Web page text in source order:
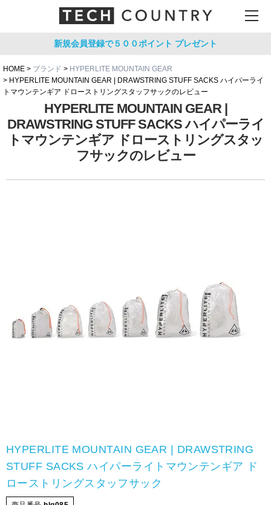
新規会員登録で５００ポイント プレゼント
HOME ブランド
HYPERLITE MOUNTAIN GEAR
HYPERLITE MOUNTAIN GEAR | DRAWSTRING STUFF SACKS ハイパーライ
トマウンテンギア ドローストリングスタッフサックのレビュー
HYPERLITE MOUNTAIN GEAR |
DRAWSTRING STUFF SACKS ハイパーライ
トマウンテンギア ドローストリングスタッ
フサックのレビュー
HYPERLITE MOUNTAIN GEAR | DRAWSTRING
STUFF SACKS ハイパーライトマウンテンギア ド
ローストリングスタッフサック